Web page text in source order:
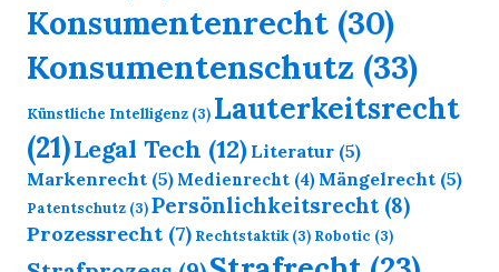
Konsumentenrecht (30)
Konsumentenschutz (33)
Künstliche Intelligenz (3) Lauterkeitsrecht
(21)Legal Tech (12) Literatur (5)
Markenrecht (5) Medienrecht (4) Mängelrecht (5)
Patentschutz (3)Persönlichkeitsrecht(8)
Prozessrecht (7) Rechtstaktik(3) Robotic (3)